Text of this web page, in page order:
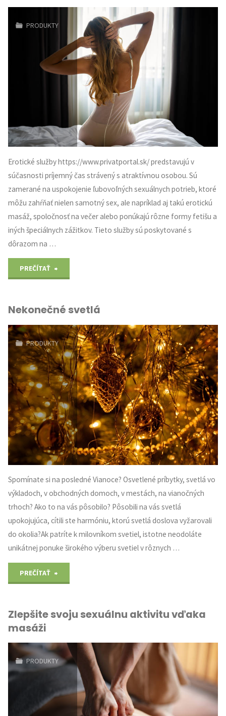
PRODUKTY
Erotické služby https://www.privatportal.sk/ predstavujú v
súčasnosti príjemný čas strávený s atraktívnou osobou. Sú
zamerané na uspokojenie ľubovoľných sexuálnych potrieb, ktoré
môžu zahŕňať nielen samotný sex, ale napríklad aj takú erotickú
masáž, spoločnosť na večer alebo ponúkajú rôzne formy fetišu a
iných špeciálnych zážitkov. Tieto služby sú poskytované s
dôrazom na …
PREČÍTAŤ
erotické
služby?"
Nekonečné svetlá
PRODUKTY
Spomínate si na posledné Vianoce? Osvetlené príbytky, svetlá vo
výkladoch, v obchodných domoch, v mestách, na vianočných
trhoch? Ako to na vás pôsobilo? Pôsobili na vás svetlá
upokojujúca, cítili ste harmóniu, ktorú svetlá doslova vyžarovali
do okolia?Ak patríte k milovníkom svetiel, istotne neodoláte
unikátnej ponuke širokého výberu svetiel v rôznych …
PREČÍTAŤ
Zlepšite svoju sexuálnu aktivitu vďaka
masáži
PRODUKTY